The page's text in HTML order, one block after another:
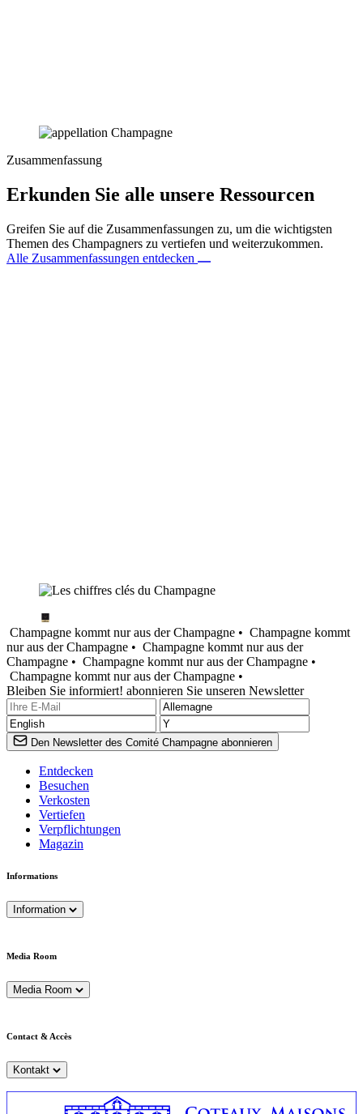
Zusammenfassung
Erkunden Sie alle unsere Ressourcen
Greifen Sie auf die Zusammenfassungen zu, um die wichtigsten
Themen des Champagners zu vertiefen und weiterzukommen.
Alle Zusammenfassungen entdecken
Champagne kommt nur aus der Champagne • Champagne kommt
nur aus der Champagne • Champagne kommt nur aus der
Champagne • Champagne kommt nur aus der Champagne •
Champagne kommt nur aus der Champagne •
Bleiben Sie informiert! abonnieren Sie unseren Newsletter
Den Newsletter des Comité Champagne abonnieren
Entdecken
Besuchen
Verkosten
Vertiefen
Verpflichtungen
Magazin
Informations
Information
Media Room
Media Room
Contact & Accès
Kontakt